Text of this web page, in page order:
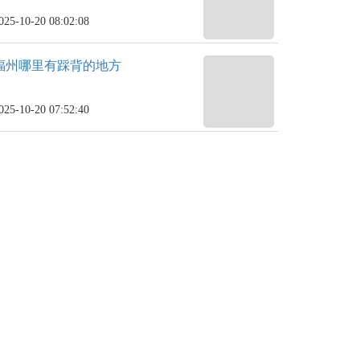
10-20 08:02:08
州哪里有踩背的地方
10-20 07:52:40